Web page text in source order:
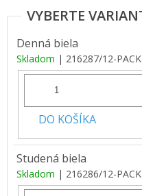
Denná biela
Skladom | 216287/12-PACK
DO KOŠÍKA
Studená biela
Skladom | 216286/12-PACK